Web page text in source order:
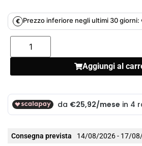
€ Prezzo inferiore negli ultimi 30 giorni:
Aggiungi al
Consegna prevista 14/08/2026 - 17/